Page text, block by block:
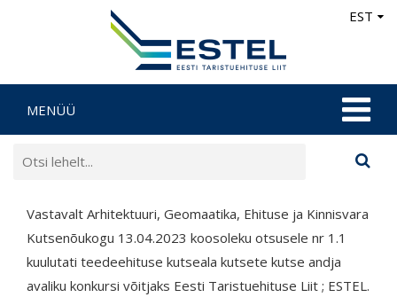
EST
MENÜÜ
Vastavalt Arhitektuuri, Geomaatika, Ehituse ja Kinnisvara
Kutsenõukogu 13.04.2023 koosoleku otsusele nr 1.1
kuulutati teedeehituse kutseala kutsete kutse andja
avaliku konkursi võitjaks Eesti Taristuehituse Liit ; ESTEL.